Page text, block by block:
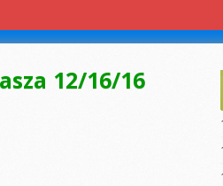
2025/
2025/
Statut
12/16/16